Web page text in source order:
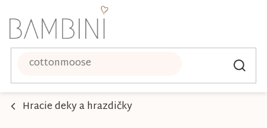
na
obsah
Hracie deky a hrazdičky